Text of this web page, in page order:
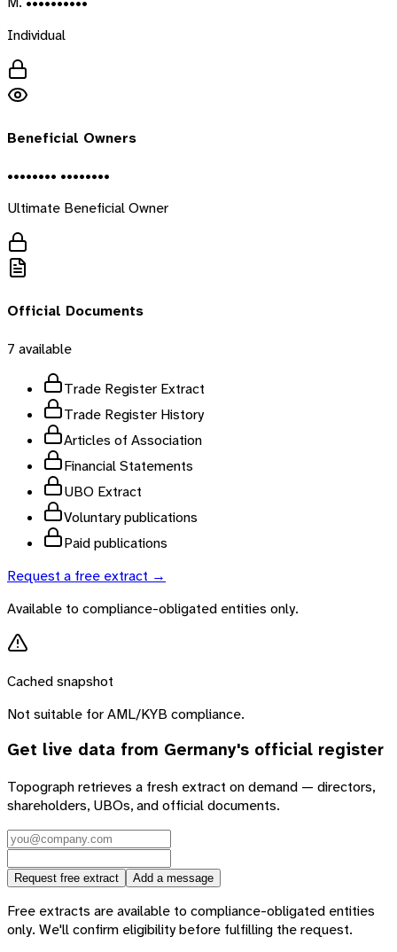
Individual
Beneficial Owners
•••••••• ••••••••
Ultimate Beneficial Owner
Official Documents
7 available
Trade Register Extract
Trade Register History
Articles of Association
Financial Statements
UBO Extract
Voluntary publications
Paid publications
Request a free extract →
Available to compliance-obligated entities only.
Cached snapshot
Not suitable for AML/KYB compliance.
Get live data from Germany's official register
Topograph retrieves a fresh extract on demand — directors,
shareholders, UBOs, and official documents.
Request free extract Add a message
Free extracts are available to compliance-obligated entities
only. We'll confirm eligibility before fulfilling the request.